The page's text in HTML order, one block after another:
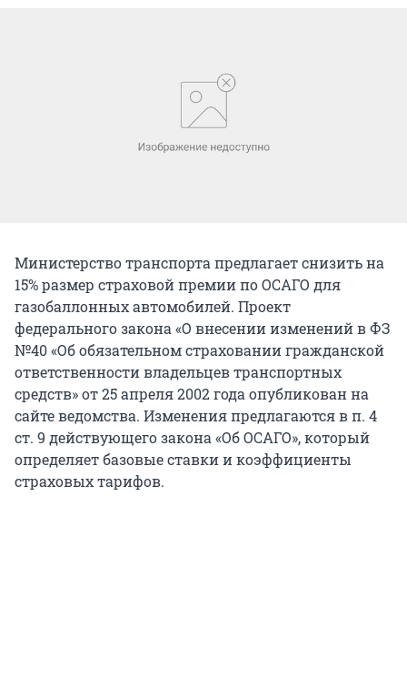
Министерство транспорта предлагает снизить на
15% размер страховой премии по ОСАГО для
газобаллонных автомобилей. Проект
федерального закона «О внесении изменений в ФЗ
№40 «Об обязательном страховании гражданской
ответственности владельцев транспортных
средств» от 25 апреля 2002 года опубликован на
сайте ведомства. Изменения предлагаются в п. 4
ст. 9 действующего закона «Об ОСАГО», который
определяет базовые ставки и коэффициенты
страховых тарифов.